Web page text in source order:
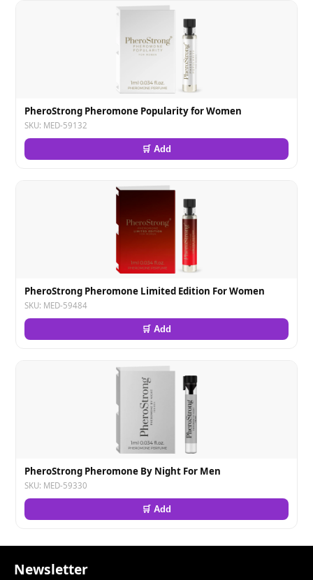
PheroStrong Pheromone Popularity for Women
SKU: MED-59132
🛒 Add
PheroStrong Pheromone Limited Edition For Women
SKU: MED-59484
🛒 Add
PheroStrong Pheromone By Night For Men
SKU: MED-59330
🛒 Add
Newsletter